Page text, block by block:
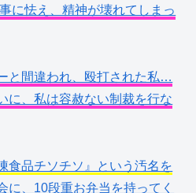
に怯え、精神が壊れてしまっ
と間違われ、殴打された私…
に、私は容赦ない制裁を行な
食品チソチソ』という汚名を
、10段重お弁当を持ってく